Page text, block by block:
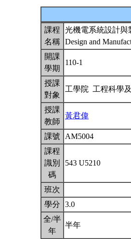
課程
名稱
光機電系統設計與
Design and
開課
學期
110-1
授課
對象
工學院 工程科學
授課
教師
黃君偉
課號
AM5004
課程
識別
碼
543 U5210
班次
學分
3.0
全/半
年
半年